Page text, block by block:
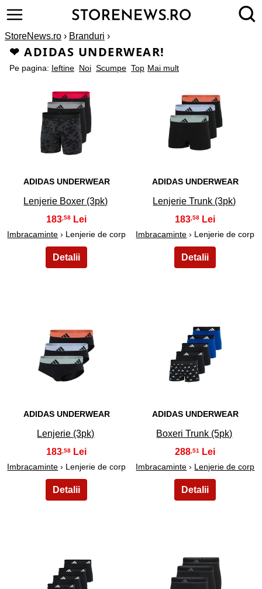
StoreNews.ro › Branduri ›
❤ ADIDAS UNDERWEAR!
Mai mult
Pe pagina: Ieftine Noi Scumpe Top
1
ADIDAS UNDERWEAR
Lenjerie Boxer (3pk)
183,58
Imbracaminte › Lenjerie de corp
ADIDAS UNDERWEAR
Lenjerie Trunk (3pk)
183,58
Imbracaminte › Lenjerie de corp
3
ADIDAS UNDERWEAR
Lenjerie (3pk)
183 ,58
Imbracaminte › Lenjerie de corp
4
ADIDAS UNDERWEAR
Boxeri Trunk (5pk)
288 ,51
Imbracaminte › Lenjerie de corp